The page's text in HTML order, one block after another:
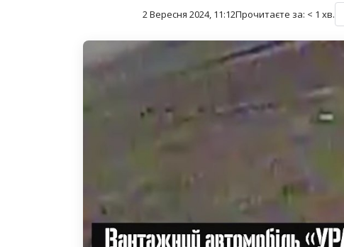
2 Вересня 2024, 11:12Прочитаєте за: < 1 хв.